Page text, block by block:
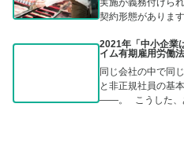
実施が義務付けら
契約形態がありま
2021年「中小企業
イム有期雇用労働法
同じ会社の中で同
と非正規社員の基
――。 こうした、